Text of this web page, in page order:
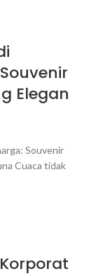
Elegan
Souvenir
Cuaca tidak